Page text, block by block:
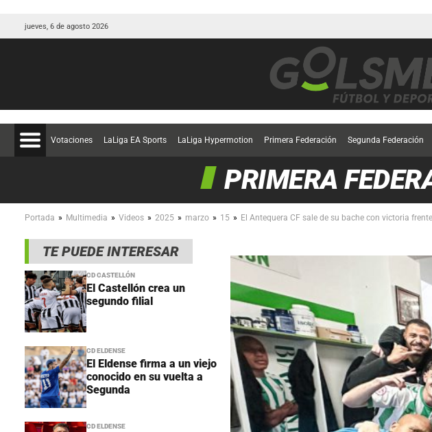
jueves, 6 de agosto 2026
Votaciones LaLiga EA Sports LaLiga Hypermotion Primera Federación Segunda Federación
PRIMERA
Portada » Multimedia » Videos » 2025 » marzo » 15 » El Antequera CF sale de su bache con victoria
TE PUEDE INTERESAR
CD CASTELLÓN
El Castellón crea un
segundo filial
CD ELDENSE
El Eldense firma a un viejo
conocido en su vuelta a
Segunda
CD ELDENSE